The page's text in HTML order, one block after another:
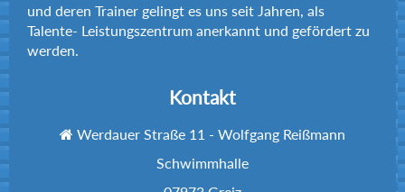
und deren Trainer gelingt es uns seit Jahren, als
Talente- Leistungszentrum anerkannt und gefördert zu
werden.
Kontakt
Werdauer Straße 11 - Wolfgang Reißmann
Schwimmhalle